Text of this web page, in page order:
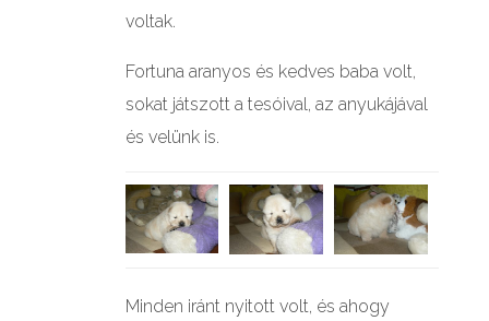
voltak.
Fortuna aranyos és kedves baba volt,
sokat játszott a tesóival, az anyukájával
és velünk is.
Minden iránt nyitott volt, és ahogy